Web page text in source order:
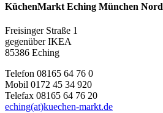
KüchenMarkt Eching München Nord
Freisinger Straße 1
gegenüber IKEA
85386 Eching
Telefon 08165 64 76 0
Mobil 0172 45 34 920
Telefax 08165 64 76 20
eching(at)kuechen-markt.de